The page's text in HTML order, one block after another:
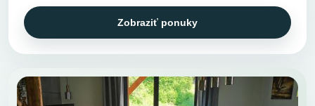
Zobraziť ponuky